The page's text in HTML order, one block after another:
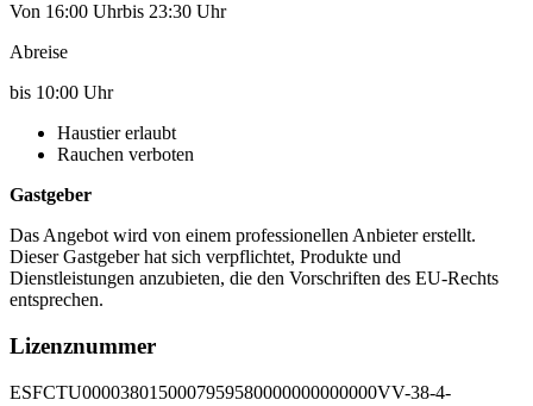
Von 16:00 Uhrbis 23:30 Uhr
Abreise
bis 10:00 Uhr
Haustier erlaubt
Rauchen verboten
Gastgeber
Das Angebot wird von einem professionellen Anbieter erstellt.
Dieser Gastgeber hat sich verpflichtet, Produkte und
Dienstleistungen anzubieten, die den Vorschriften des EU-Rechts
entsprechen.
Lizenznummer
ESFCTU0000380150007959580000000000000VV-38-4-